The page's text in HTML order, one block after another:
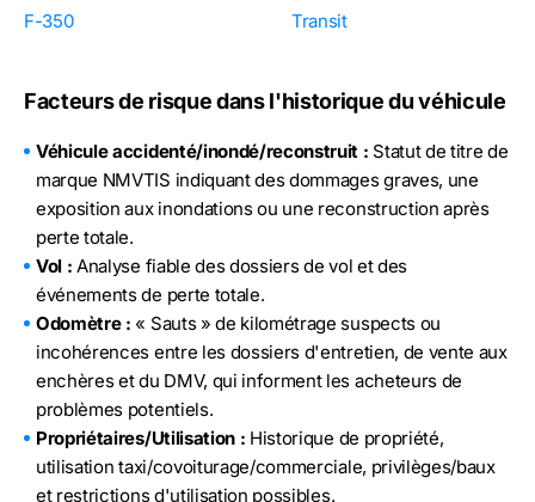
F-350 Transit
Facteurs de risque dans l'historique du véhicule
Véhicule accidenté/inondé/reconstruit : Statut de titre de
marque NMVTIS indiquant des dommages graves, une
exposition aux inondations ou une reconstruction après
perte totale.
Vol : Analyse fiable des dossiers de vol et des
événements de perte totale.
Odomètre : « Sauts » de kilométrage suspects ou
incohérences entre les dossiers d'entretien, de vente aux
enchères et du DMV, qui informent les acheteurs de
problèmes potentiels.
Propriétaires/Utilisation : Historique de propriété,
utilisation taxi/covoiturage/commerciale, privilèges/baux
et restrictions d'utilisation possibles.